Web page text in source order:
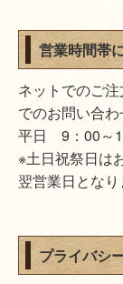
営業時間帯
ネットでのご
でのお問い合わ
平日 9：00～
※土日祝祭日は
翌営業日となり
プライバシ